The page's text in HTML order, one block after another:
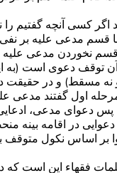
اگر کسی آنچه گفتیم را
مدعی علیه بر
نخوردن مدعی علیه
توقف دعوی است (به
نه مسقط) و در حقیقت
اول گفتند مدعی
پس دعوای مدعی،
دعوایی در اقامه بینه
بر اساس نکول متوقف
فقهاء این است